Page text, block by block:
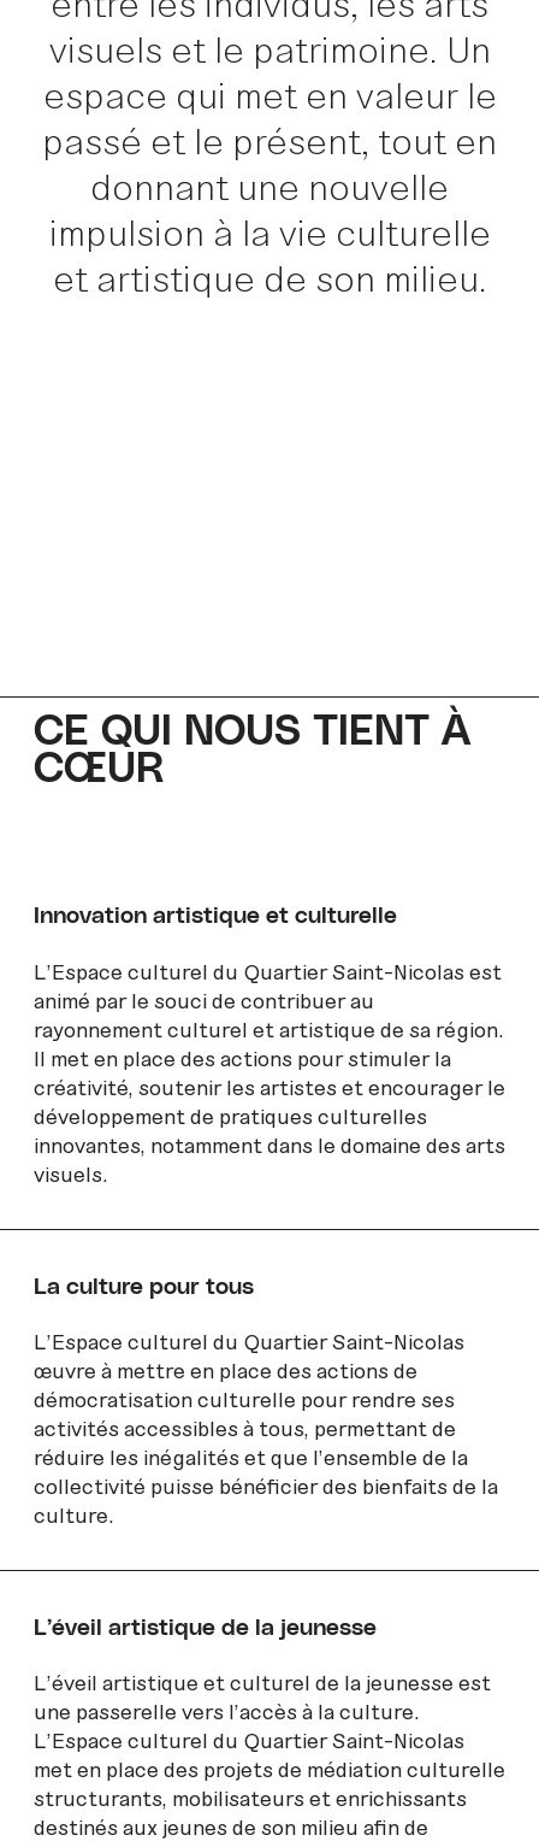
visuels et le patrimoine. Un
espace qui met en valeur le
passé et le présent, tout en
donnant une nouvelle
impulsion à la vie culturelle
et artistique de son milieu.
CE QUI NOUS TIENT À
CŒUR
Innovation artistique et culturelle
L’Espace culturel du Quartier Saint-Nicolas est
animé par le souci de contribuer au
rayonnement culturel et artistique de sa région.
Il met en place des actions pour stimuler la
créativité, soutenir les artistes et encourager le
développement de pratiques culturelles
innovantes, notamment dans le domaine des arts
visuels.
La culture pour tous
L’Espace culturel du Quartier Saint-Nicolas
œuvre à mettre en place des actions de
démocratisation culturelle pour rendre ses
activités accessibles à tous, permettant de
réduire les inégalités et que l’ensemble de la
collectivité puisse bénéficier des bienfaits de la
culture.
L’éveil artistique de la jeunesse
L’éveil artistique et culturel de la jeunesse est
une passerelle vers l’accès à la culture.
L’Espace culturel du Quartier Saint-Nicolas
met en place des projets de médiation culturelle
structurants, mobilisateurs et enrichissants
destinés aux jeunes de son milieu afin de